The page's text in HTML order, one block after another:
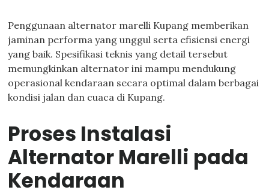
Penggunaan alternator marelli Kupang memberikan
jaminan performa yang unggul serta efisiensi energi
yang baik. Spesifikasi teknis yang detail tersebut
memungkinkan alternator ini mampu mendukung
operasional kendaraan secara optimal dalam berbagai
kondisi jalan dan cuaca di Kupang.
Proses Instalasi
Alternator Marelli pada
Kendaraan